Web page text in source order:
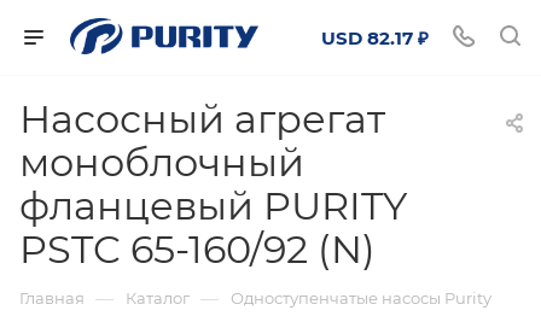
USD 82.17 ₽
Насосный агрегат
моноблочный
фланцевый PURITY
PSTC 65-160/92 (N)
Главная — Каталог — Одноступенчатые насосы Purity